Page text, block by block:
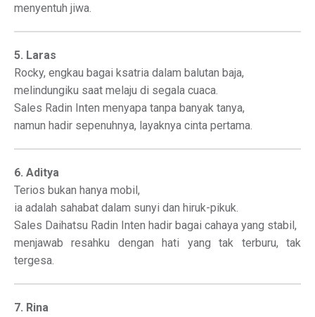
menyentuh jiwa.
5. Laras
Rocky, engkau bagai ksatria dalam balutan baja,
melindungiku saat melaju di segala cuaca.
Sales Radin Inten menyapa tanpa banyak tanya,
namun hadir sepenuhnya, layaknya cinta pertama.
6. Aditya
Terios bukan hanya mobil,
ia adalah sahabat dalam sunyi dan hiruk-pikuk.
Sales Daihatsu Radin Inten hadir bagai cahaya yang stabil,
menjawab resahku dengan hati yang tak terburu, tak
tergesa.
7. Rina